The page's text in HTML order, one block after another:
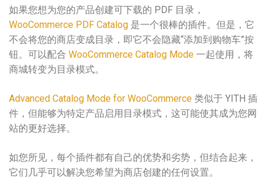
如果您想为您的产品创建可下载的 PDF 目录，
WooCommerce PDF Catalog 是一个很棒的插件。但是，它
不会将您的商店变成目录，即它不会隐藏“添加到购物车”按
钮。可以配合 WooCommerce Catalog Mode 一起使用，将
商城转变为目录模式。
Advanced Catalog Mode for WooCommerce 类似于 YITH 插
件，但能够为特定产品启用目录模式，这可能使其成为您网
站的更好选择。
如您所见，每个插件都有自己的优势和劣势，但结合起来，
它们几乎可以解决您希望为商店创建的任何设置。